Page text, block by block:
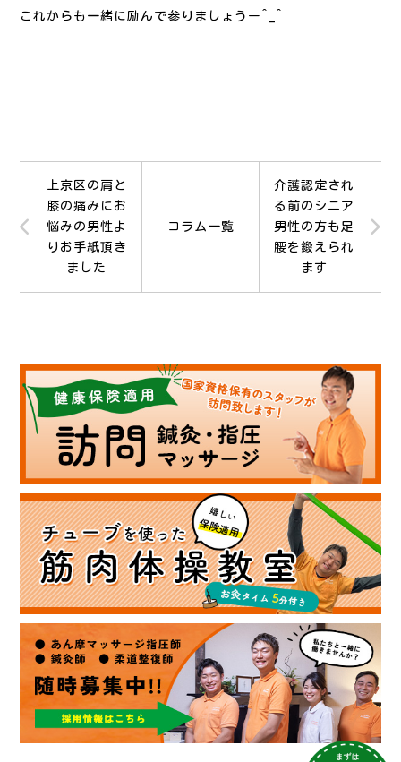
これからも一緒に励んで参りましょうー^_^
上京区の肩と
膝の痛みにお
悩みの男性よ
りお手紙頂き
ました
コラム一覧
介護認定され
る前のシニア
男性の方も足
腰を鍛えられ
ます